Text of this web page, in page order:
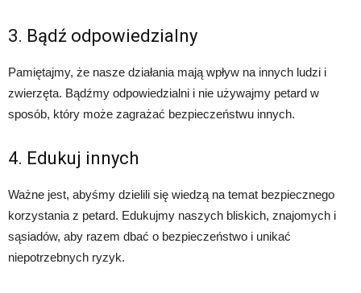
3. Bądź odpowiedzialny
Pamiętajmy, że nasze działania mają wpływ na innych ludzi i
zwierzęta. Bądźmy odpowiedzialni i nie używajmy petard w
sposób, który może zagrażać bezpieczeństwu innych.
4. Edukuj innych
Ważne jest, abyśmy dzielili się wiedzą na temat bezpiecznego
korzystania z petard. Edukujmy naszych bliskich, znajomych i
sąsiadów, aby razem dbać o bezpieczeństwo i unikać
niepotrzebnych ryzyk.